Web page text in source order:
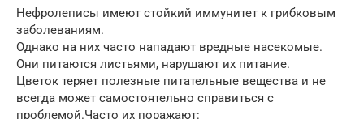
Нефролеписы имеют стойкий иммунитет к грибковым
заболеваниям.
Однако на них часто нападают вредные насекомые.
Они питаются листьями, нарушают их питание.
Цветок теряет полезные питательные вещества и не
всегда может самостоятельно справиться с
проблемой.Часто их поражают: